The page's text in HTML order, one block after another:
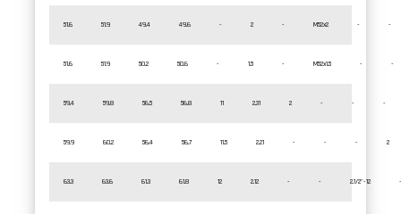
51.6 51.9 49.4 49.6 - 2 - M52x2 - -
51.6 51.9 50.2 50.6 - 1.5 - M52x1.5 - -
59.4 59.8 56.5 56.8 11 2.31 2 - - -
59.9 60.2 56.4 56.7 11.5 2.21 - - - 2
63.3 63.6 61.3 61.8 12 2.12 - - 2.1/2"-12 -